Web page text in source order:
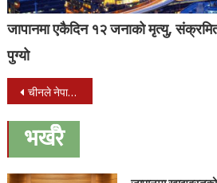
जापानमा एकैदिन १२ जनाको मृत्यु,
पुग्यो
Post
navigation
चीनले नेपाललाई १० लाख अमेरिकी डलर सहयोग गर्ने
भर्खरै